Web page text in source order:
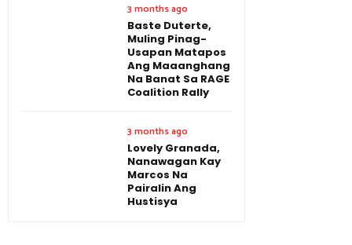
3 months ago
Baste Duterte,
Muling Pinag-
Usapan Matapos
Ang Maaanghang
Na Banat Sa RAGE
Coalition Rally
3 months ago
Lovely Granada,
Nanawagan Kay
Marcos Na
Pairalin Ang
Hustisya